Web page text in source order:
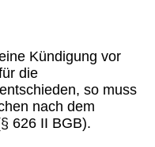
Kündigung vor
die
so muss
nach dem
626 II BGB).